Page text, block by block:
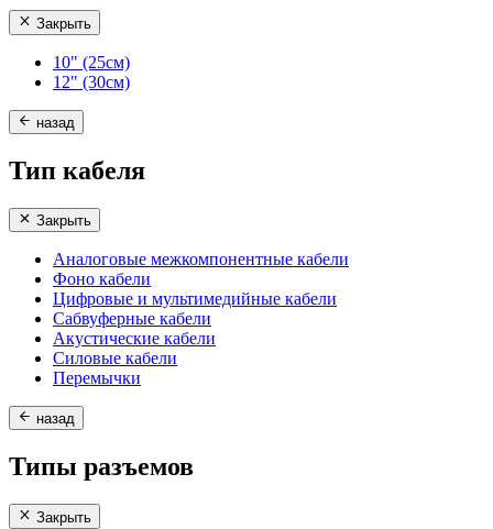
Закрыть
10" (25см)
12" (30см)
назад
Тип кабеля
Закрыть
Аналоговые межкомпонентные кабели
Фоно кабели
Цифровые и мультимедийные кабели
Сабвуферные кабели
Акустические кабели
Силовые кабели
Перемычки
назад
Типы разъемов
Закрыть